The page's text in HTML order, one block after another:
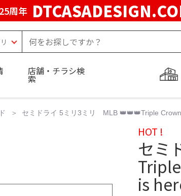
周年
店舗・チラシ検
索
セミドライ 5ミリ3ミリ MLB 👑👑👑Triple
HOT !
セミ
is